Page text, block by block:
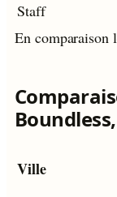
Staff
En comparaison
Ville